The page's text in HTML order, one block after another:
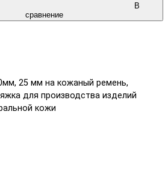
В
сравнение
25 мм на кожаный ремень,
для производства изделий
кожи